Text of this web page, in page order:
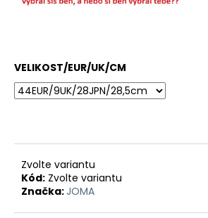
VELIKOST/EUR/UK/CM
Zvolte variantu
Kód: Zvolte variantu
Značka:JOMA